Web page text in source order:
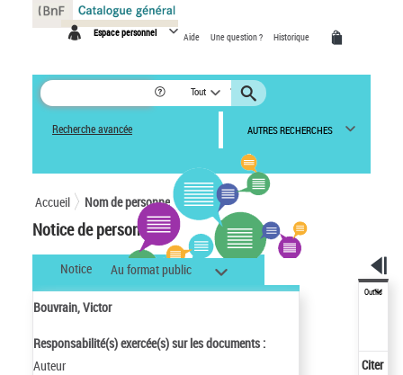
Espace personnel Aide Une question ? Historique
Tout
Recherche avancée AUTRES RECHERCHES
Accueil Nom de personne
Notice de personne
Notice Au format public
Bouvrain, Victor
Responsabilité(s) exercée(s) sur les documents :
Auteur
Outils
Citer
Panneau de gestion des cookies